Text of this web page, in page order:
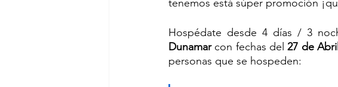
tenemos está súper promoción
Hospédate desde 4 días / 3
Dunamar con fechas del 27 de
personas que se hospeden: